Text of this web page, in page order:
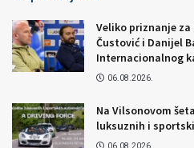
Veliko priznanje za
Čustović i Danijel
Internacionalnog
06.08.2026.
Na Vilsonovom
luksuznih i
06.08.2026.